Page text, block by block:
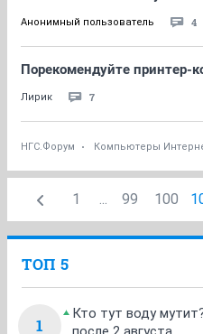
Анонимный пользователь 4
Порекомендуйте принтер-
Лирик 7
НГС.Форум Компьютеры
1 ... 99 100
ТОП 5
1
Кто тут воду